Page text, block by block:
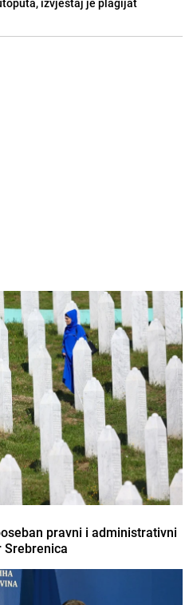
pravni i administrativni